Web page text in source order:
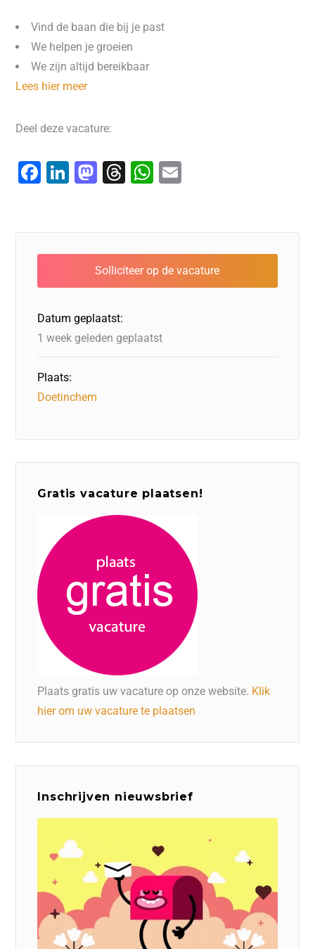
Vind de baan die bij je past
We helpen je groeien
We zijn altijd bereikbaar
Lees hier meer
Deel deze vacature:
F
e
b
o
o
k
Li
e
dI
n
M
o
d
o
n
T
a
d
s
W
s
A
p
l
Datum geplaatst:
1 week geleden geplaatst
Plaats:
Doetinchem
Gratis vacature plaatsen!
Plaats gratis uw vacature op onze website. Klik
hier om uw vacature te plaatsen
Inschrijven nieuwsbrief